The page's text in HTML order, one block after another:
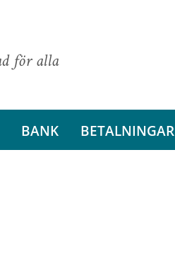
för alla
BANK BETALNINGAR